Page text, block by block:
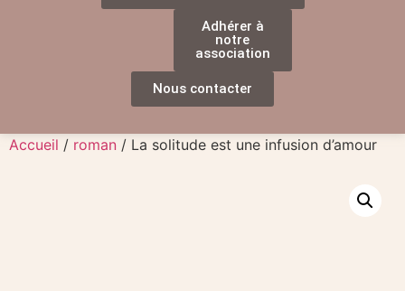
Adhérer à
notre
association
Nous contacter
Accueil / roman / La solitude est une infusion d’amour​